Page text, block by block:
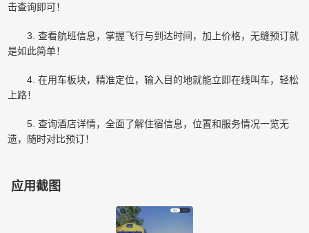
击查询即可！
3. 查看航班信息，掌握飞行与到达时间，加上价格，无缝预订就
是如此简单！
4. 在用车板块，精准定位，输入目的地就能立即在线叫车，轻松
上路！
5. 查询酒店详情，全面了解住宿信息，位置和服务情况一览无
遗，随时对比预订！
应用截图